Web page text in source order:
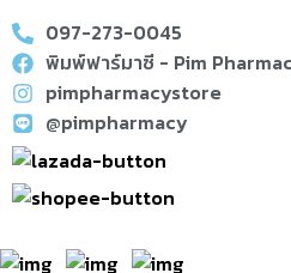
097-273-0045
พิมพ์ฟาร์มาซี - Pim
pimpharmacystore
@pimpharmacy